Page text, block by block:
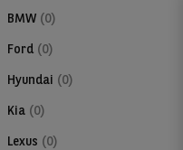
BMW (0)
Ford (0)
Hyundai (0)
Kia (0)
Lexus (0)